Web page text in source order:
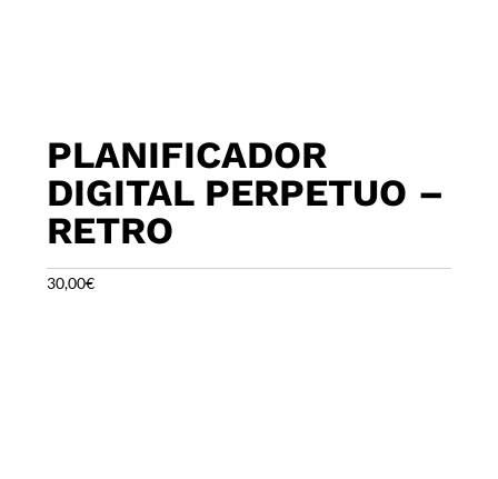
PLANIFICADOR
DIGITAL PERPETUO –
RETRO
30,00€